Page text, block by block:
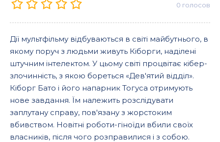
0 голосов
Дії мультфільму відбуваються в світі майбутнього, в
якому поруч з людьми живуть Кіборги, наділені
штучним інтелектом. У цьому світі процвітає кібер-
злочинність, з якою бореться «Дев'ятий відділ».
Кіборг Бато і його напарник Тогуса отримують
нове завдання. Їм належить розслідувати
заплутану справу, пов'язану з жорстоким
вбивством. Новітні роботи-гіноїди вбили своїх
власників, після чого розправилися і з собою.